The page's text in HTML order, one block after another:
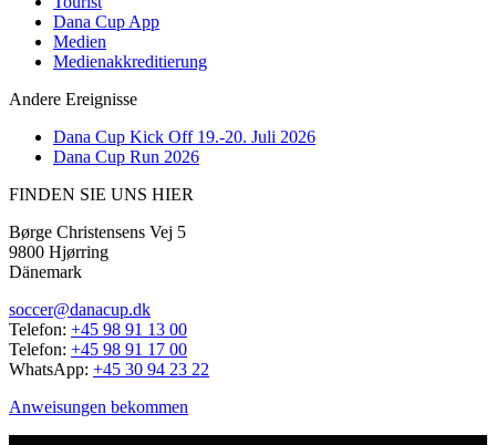
Dana Cup App
Medien
Medienakkreditierung
Andere Ereignisse
Dana Cup Kick Off 19.-20. Juli 2026
Dana Cup Run 2026
FINDEN SIE UNS HIER
Børge Christensens Vej 5
9800 Hjørring
Dänemark
soccer@danacup.dk
Telefon: +45 98 91 13 00
Telefon: +45 98 91 17 00
WhatsApp: +45 30 94 23 22
Anweisungen bekommen